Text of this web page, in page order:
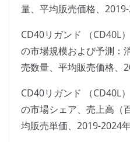
量、平均販売価格、
CD40リガンド （CD40L
の市場規模および予測：
売数量、平均販売価格、
CD40リガンド （CD40L
の市場シェア、売上高（
均販売単価、2019-2024